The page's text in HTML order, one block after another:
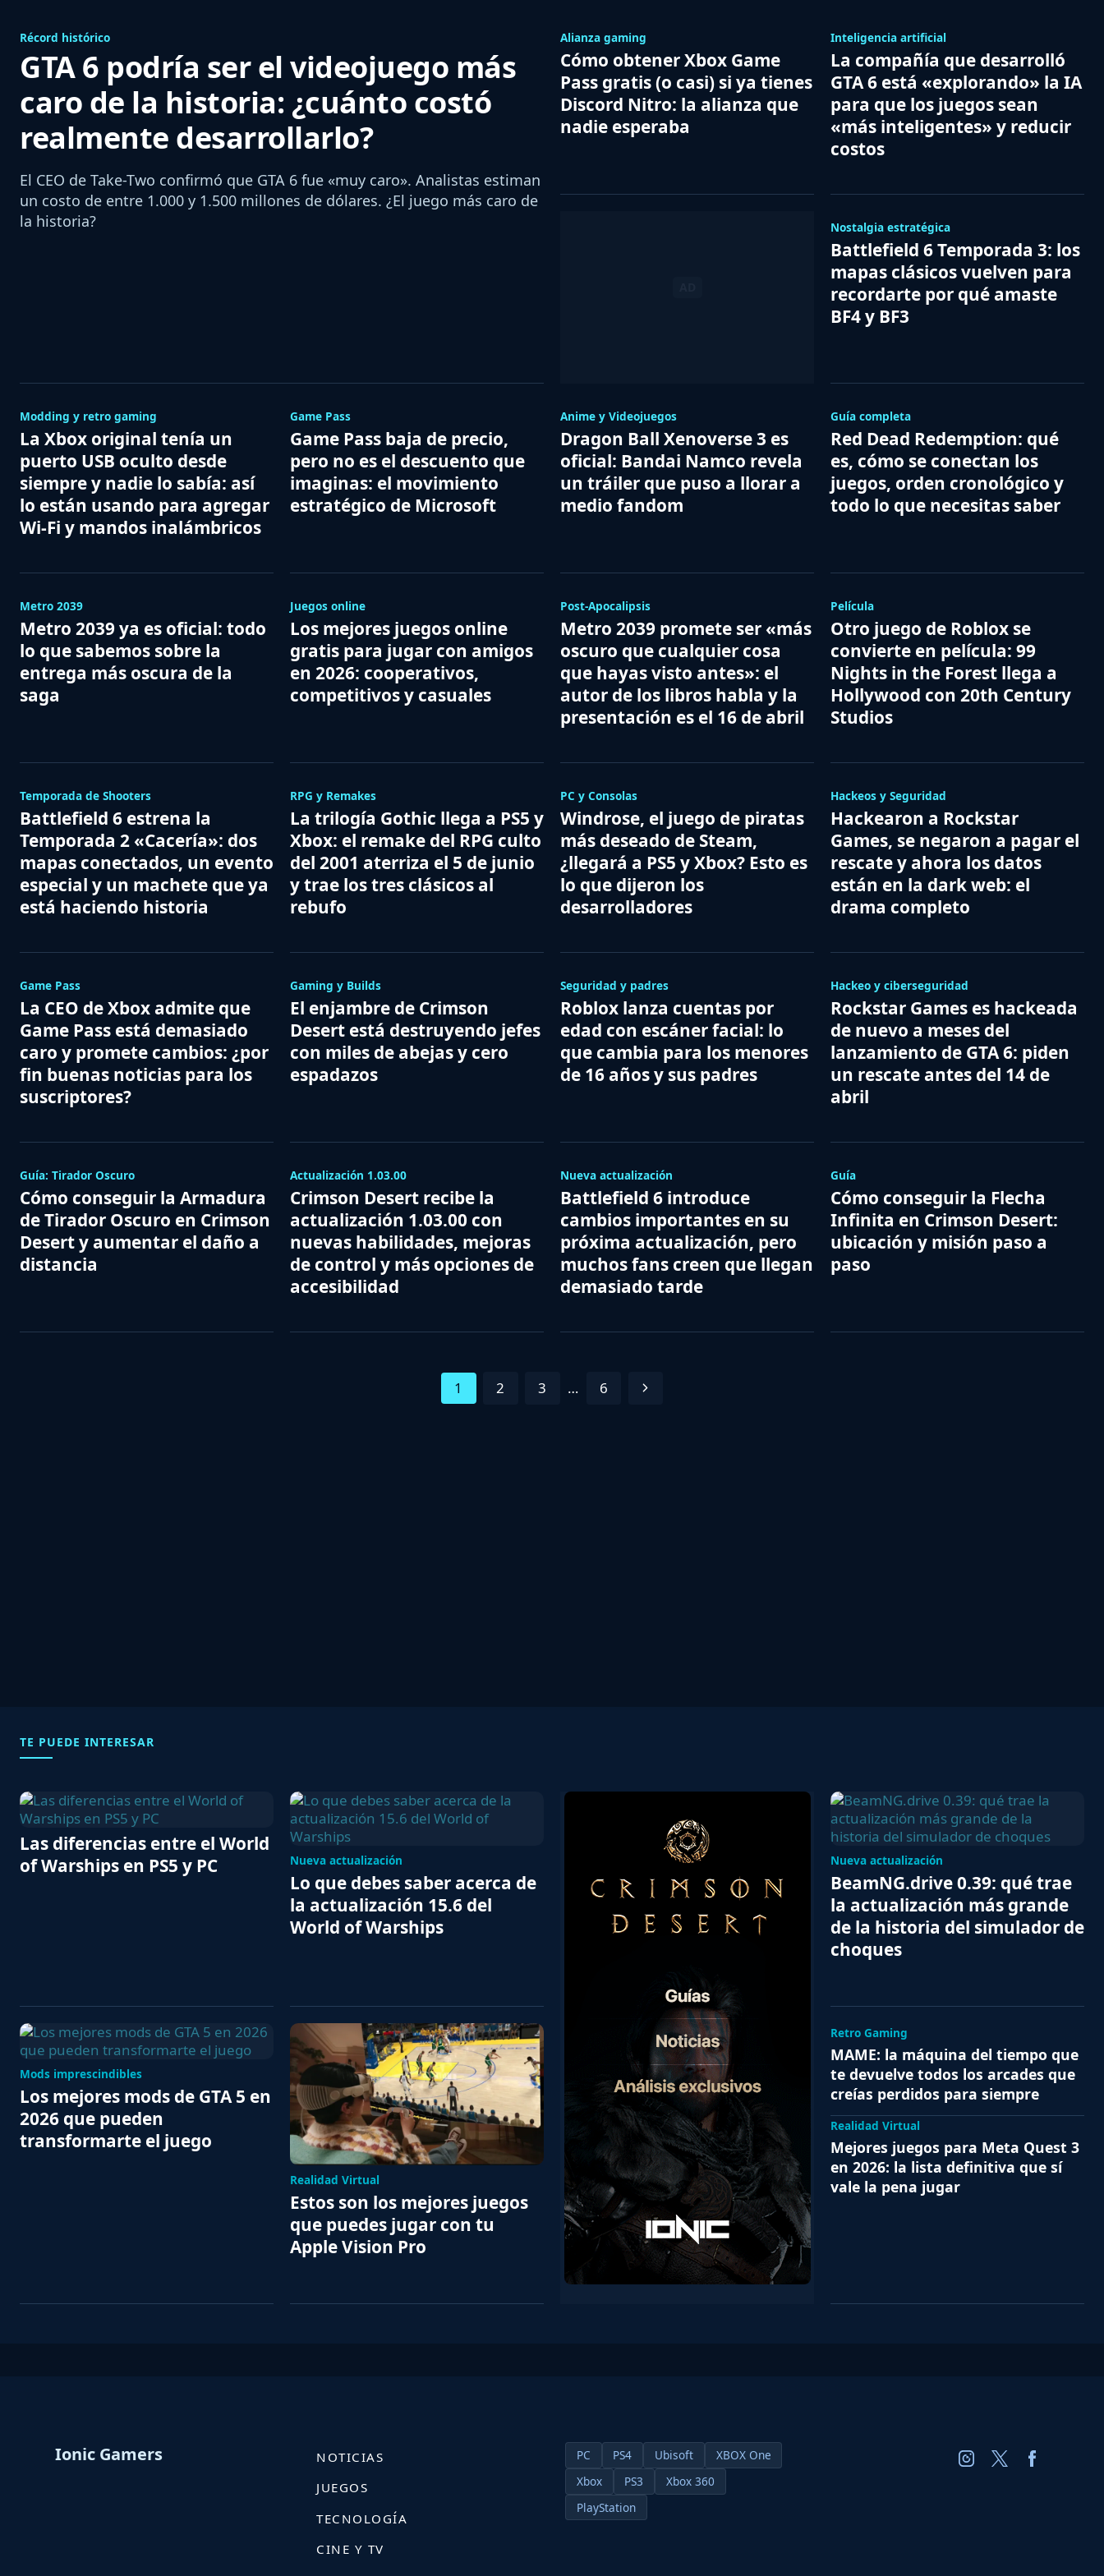
Récord histórico
GTA 6 podría ser el videojuego más
caro de la historia: ¿cuánto costó
realmente desarrollarlo?
El CEO de Take-Two confirmó que GTA 6 fue «muy caro». Analistas estiman
un costo de entre 1.000 y 1.500 millones de dólares. ¿El juego más caro de
la historia?
Alianza gaming
Cómo obtener Xbox Game
Pass gratis (o casi) si ya tienes
Discord Nitro: la alianza que
nadie esperaba
Inteligencia artificial
La compañía que desarrolló
GTA 6 está «explorando» la IA
para que los juegos sean
«más inteligentes» y reducir
costos
Nostalgia estratégica
Battlefield 6 Temporada 3: los
mapas clásicos vuelven para
recordarte por qué amaste
BF4 y BF3
Modding y retro gaming
La Xbox original tenía un
puerto USB oculto desde
siempre y nadie lo sabía: así
lo están usando para agregar
Wi-Fi y mandos inalámbricos
Game Pass
Game Pass baja de precio,
pero no es el descuento que
imaginas: el movimiento
estratégico de Microsoft
Anime y Videojuegos
Dragon Ball Xenoverse 3 es
oficial: Bandai Namco revela
un tráiler que puso a llorar a
medio fandom
Guía completa
Red Dead Redemption: qué
es, cómo se conectan los
juegos, orden cronológico y
todo lo que necesitas saber
Metro 2039
Metro 2039 ya es oficial: todo
lo que sabemos sobre la
entrega más oscura de la
saga
Juegos online
Los mejores juegos online
gratis para jugar con amigos
en 2026: cooperativos,
competitivos y casuales
Post-Apocalipsis
Metro 2039 promete ser «más
oscuro que cualquier cosa
que hayas visto antes»: el
autor de los libros habla y la
presentación es el 16 de abril
Película
Otro juego de Roblox se
convierte en película: 99
Nights in the Forest llega a
Hollywood con 20th Century
Studios
Temporada de Shooters
Battlefield 6 estrena la
Temporada 2 «Cacería»: dos
mapas conectados, un evento
especial y un machete que ya
está haciendo historia
RPG y Remakes
La trilogía Gothic llega a PS5 y
Xbox: el remake del RPG culto
del 2001 aterriza el 5 de junio
y trae los tres clásicos al
rebufo
PC y Consolas
Windrose, el juego de piratas
más deseado de Steam,
¿llegará a PS5 y Xbox? Esto es
lo que dijeron los
desarrolladores
Hackeos y Seguridad
Hackearon a Rockstar
Games, se negaron a pagar el
rescate y ahora los datos
están en la dark web: el
drama completo
Game Pass
La CEO de Xbox admite que
Game Pass está demasiado
caro y promete cambios: ¿por
fin buenas noticias para los
suscriptores?
Gaming y Builds
El enjambre de Crimson
Desert está destruyendo jefes
con miles de abejas y cero
espadazos
Seguridad y padres
Roblox lanza cuentas por
edad con escáner facial: lo
que cambia para los menores
de 16 años y sus padres
Hackeo y ciberseguridad
Rockstar Games es hackeada
de nuevo a meses del
lanzamiento de GTA 6: piden
un rescate antes del 14 de
abril
Guía: Tirador Oscuro
Cómo conseguir la Armadura
de Tirador Oscuro en Crimson
Desert y aumentar el daño a
distancia
Actualización 1.03.00
Crimson Desert recibe la
actualización 1.03.00 con
nuevas habilidades, mejoras
de control y más opciones de
accesibilidad
Nueva actualización
Battlefield 6 introduce
cambios importantes en su
próxima actualización, pero
muchos fans creen que llegan
demasiado tarde
Guía
Cómo conseguir la Flecha
Infinita en Crimson Desert:
ubicación y misión paso a
paso
1 2 3 … 6
Next
TE PUEDE INTERESAR
Las diferencias entre el World
of Warships en PS5 y PC
Nueva actualización
Lo que debes saber acerca de
la actualización 15.6 del
World of Warships
Nueva actualización
BeamNG.drive 0.39: qué trae
la actualización más grande
de la historia del simulador de
choques
Mods imprescindibles
Los mejores mods de GTA 5 en
2026 que pueden
transformarte el juego
Realidad Virtual
Estos son los mejores juegos
que puedes jugar con tu
Apple Vision Pro
Retro Gaming
MAME: la máquina del tiempo que
te devuelve todos los arcades que
creías perdidos para siempre
Realidad Virtual
Mejores juegos para Meta Quest 3
en 2026: la lista definitiva que sí
vale la pena jugar
Ionic Gamers
NOTICIAS
JUEGOS
TECNOLOGÍA
CINE Y TV
PC PS4 Ubisoft
XBOX One
Xbox
PS3
Xbox 360
PlayStation